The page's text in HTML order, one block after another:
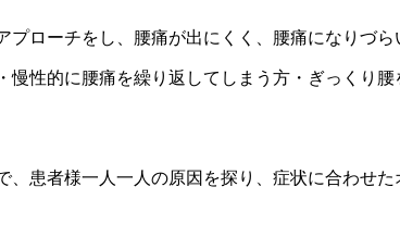
ーチをし、腰痛が出にくく、腰痛になりづら
慢性的に腰痛を繰り返してしまう方・ぎっくり
患者様一人一人の原因を探り、症状に合わせ